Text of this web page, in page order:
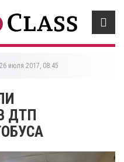
26 июля 2017, 08:45
ДТП